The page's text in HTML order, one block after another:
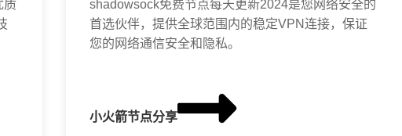
质
shadowsock免费节点每天更新2024是您网络安全的
首选伙伴，提供全球范围内的稳定VPN连接，保证
您的网络通信安全和隐私。
小火箭节点分享